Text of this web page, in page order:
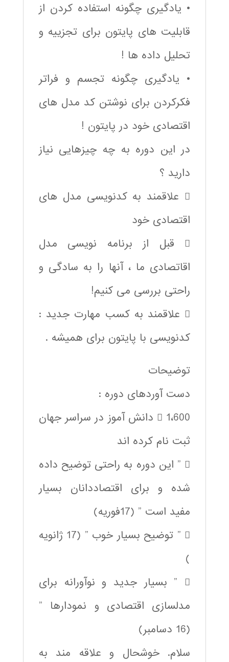
• یادگیری چگونه استفاده کردن از
قابلیت های پایتون برای تجزییه و
تحلیل داده ها !
• یادگیری چگونه تجسم و فراتر
فکرکردن برای نوشتن کد مدل های
اقتصادی خود در پایتون !
در این دوره به چه چیزهایی نیاز
دارید ؟
 علاقمند به کدنویسی مدل های
اقتصادی خود
 قبل از برنامه نویسی مدل
اقاتصادی ما ، آنها را به سادگی و
راحتی بررسی می کنیم!
 علاقمند به کسب مهارت جدید :
کدنویسی با پایتون برای همیشه .
توضیحات
دست آوردهای دوره :
 1،600 دانش آموز در سراسر جهان
ثبت نام کرده اند
 ” این دوره به راحتی توضیح داده
شده و برای اقتصاددانان بسیار
مفید است ” (17فوریه)
 ” توضیح بسیار خوب ” (17 ژانویه
)
 ” بسیار جدید و نوآورانه برای
مدلسازی اقتصادی و نمودارها ”
(16 دسامبر)
سلام. خوشحال و علاقه مند به